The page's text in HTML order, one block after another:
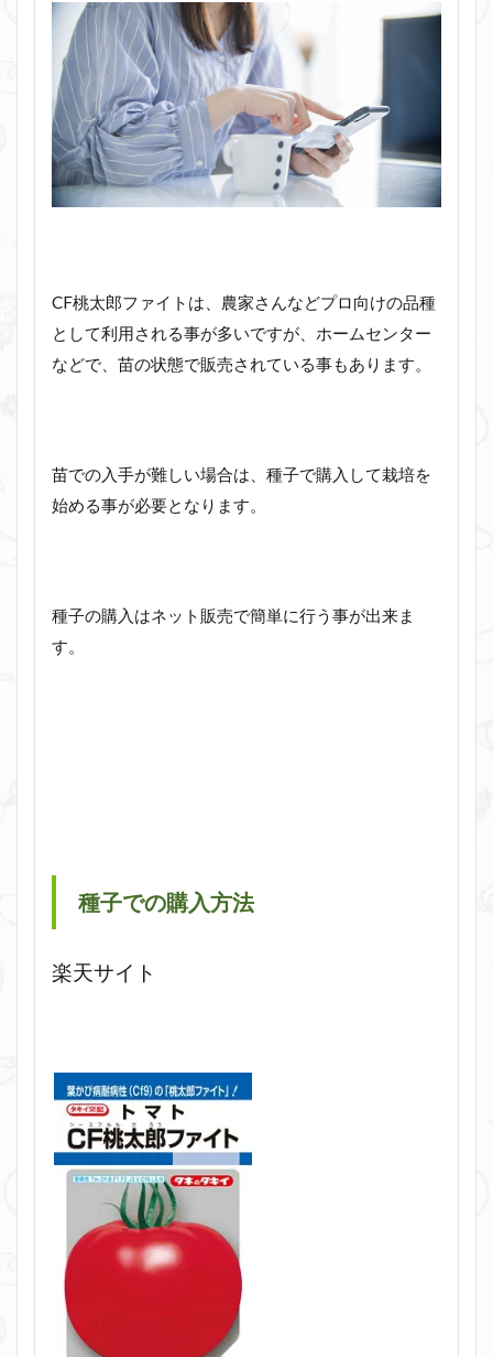
CF桃太郎ファイトは、農家さんなどプロ向けの品種
として利用される事が多いですが、ホームセンター
などで、苗の状態で販売されている事もあります。
苗での入手が難しい場合は、種子で購入して栽培を
始める事が必要となります。
種子の購入はネット販売で簡単に行う事が出来ま
す。
種子での購入方法
楽天サイト